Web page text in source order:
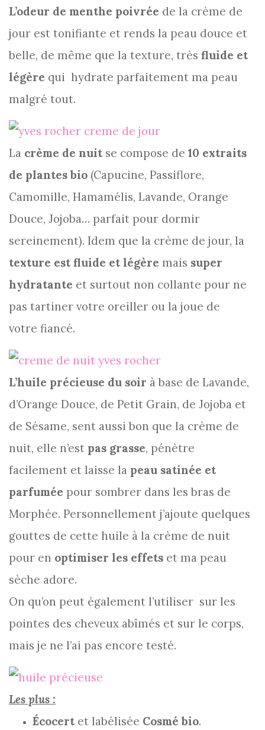
L’odeur de menthe poivrée de la crème de
jour est tonifiante et rends la peau douce et
belle, de même que la texture, très fluide et
légère qui hydrate parfaitement ma peau
malgré tout.
La crème de nuit se compose de10 extraits
de plantes bio (Capucine, Passiflore,
Camomille, Hamamélis, Lavande, Orange
Douce, Jojoba… parfait pour dormir
sereinement). Idem que la crème de jour, la
texture est fluide et légère mais super
hydratante et surtout non collante pour ne
pas tartiner votre oreiller ou la joue de
votre fiancé.
L’huile précieuse du soir à base de Lavande,
d’Orange Douce, de Petit Grain, de Jojoba et
de Sésame, sent aussi bon que la crème de
nuit, elle n’est pas grasse, pénètre
facilement et laisse la peau satinée et
parfumée pour sombrer dans les bras de
Morphée. Personnellement j’ajoute quelques
gouttes de cette huile à la crème de nuit
pour en optimiser les effets et ma peau
sèche adore.
On qu’on peut également l’utiliser sur les
pointes des cheveux abîmés et sur le corps,
mais je ne l’ai pas encore testé.
Les plus :
Écocert et labélisée Cosmé bio.